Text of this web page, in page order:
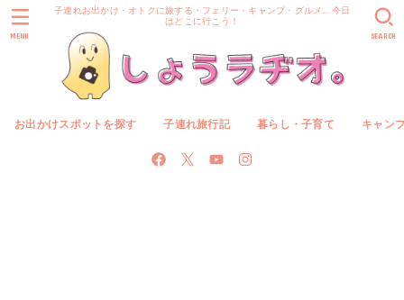
子連れお出かけ・オトクに旅する・フェリー・キャンプ・グルメ…今日
はどこに行こう！
お出かけスポットを探す 子連れ旅行記 暮らし・子育て キャン
SEARCH
MENU